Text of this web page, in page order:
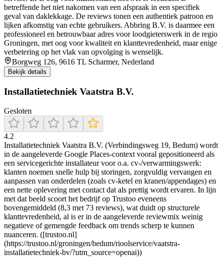
betreffende het niet nakomen van een afspraak in een specifiek
geval van daklekkage. De reviews tonen een authentiek patroon en
lijken afkomstig van echte gebruikers. Abbring B.V. is daarmee een
professioneel en betrouwbaar adres voor loodgieterswerk in de regio
Groningen, met oog voor kwaliteit en klanttevredenheid, maar enige
verbetering op het vlak van opvolging is wenselijk.
Borgweg 126, 9616 TL Scharmer, Nederland
Bekijk details
Installatietechniek Vaatstra B.V.
Gesloten
4.2
Installatietechniek Vaatstra B.V. (Verbindingsweg 19, Bedum) wordt
in de aangeleverde Google Places-context vooral gepositioneerd als
een servicegerichte installateur voor o.a. cv-/verwarmingswerk:
klanten noemen snelle hulp bij storingen, zorgvuldig vervangen en
aanpassen van onderdelen (zoals cv-ketel en kranen/appendages) en
een nette oplevering met contact dat als prettig wordt ervaren. In lijn
met dat beeld scoort het bedrijf op Trustoo eveneens
bovengemiddeld (8,3 met 73 reviews), wat duidt op structurele
klanttevredenheid, al is er in de aangeleverde reviewmix weinig
negatieve of gemengde feedback om trends scherp te kunnen
nuanceren. ([trustoo.nl]
(https://trustoo.nl/groningen/bedum/rioolservice/vaatstra-
installatietechniek-bv/?utm_source=openai))